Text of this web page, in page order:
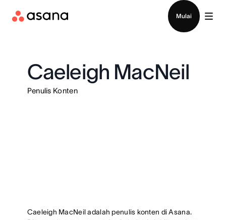
Mulai
Caeleigh MacNeil
Penulis Konten
Caeleigh MacNeil adalah penulis konten di Asana.